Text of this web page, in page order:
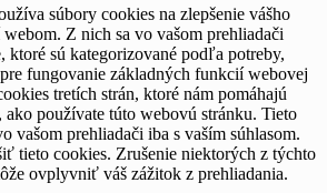
súbory cookies na zlepšenie vášho
Z nich sa vo vašom prehliadači
ktoré sú kategorizované podľa potreby,
fungovanie základných funkcií webovej
tretích strán, ktoré nám pomáhajú
používate túto webovú stránku. Tieto
vašom prehliadači iba s vaším súhlasom.
tieto cookies. Zrušenie niektorých z týchto
ovplyvniť váš zážitok z prehliadania.